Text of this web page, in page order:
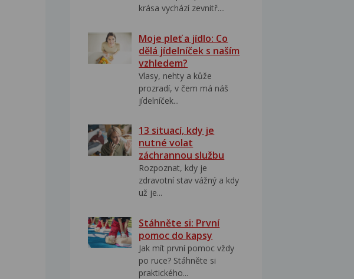
krása vychází zevnitř....
Moje pleť a jídlo: Co
dělá jídelníček s naším
vzhledem?
Vlasy, nehty a kůže
prozradí, v čem má náš
jídelníček...
13 situací, kdy je
nutné volat
záchrannou službu
Rozpoznat, kdy je
zdravotní stav vážný a kdy
už je...
Stáhněte si: První
pomoc do kapsy
Jak mít první pomoc vždy
po ruce? Stáhněte si
praktického...